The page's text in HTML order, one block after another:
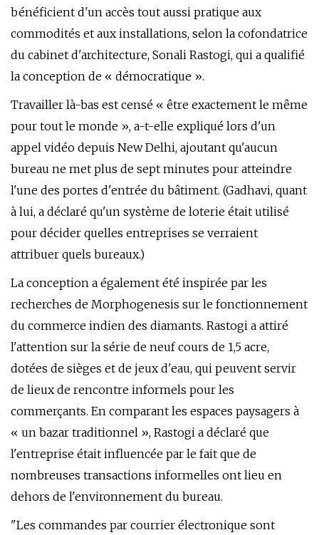
bénéficient d'un accès tout aussi pratique aux
commodités et aux installations, selon la cofondatrice
du cabinet d'architecture, Sonali Rastogi, qui a qualifié
la conception de « démocratique ».
Travailler là-bas est censé « être exactement le même
pour tout le monde », a-t-elle expliqué lors d'un
appel vidéo depuis New Delhi, ajoutant qu'aucun
bureau ne met plus de sept minutes pour atteindre
l'une des portes d'entrée du bâtiment. (Gadhavi, quant
à lui, a déclaré qu'un système de loterie était utilisé
pour décider quelles entreprises se verraient
attribuer quels bureaux.)
La conception a également été inspirée par les
recherches de Morphogenesis sur le fonctionnement
du commerce indien des diamants. Rastogi a attiré
l'attention sur la série de neuf cours de 1,5 acre,
dotées de sièges et de jeux d'eau, qui peuvent servir
de lieux de rencontre informels pour les
commerçants. En comparant les espaces paysagers à
« un bazar traditionnel », Rastogi a déclaré que
l'entreprise était influencée par le fait que de
nombreuses transactions informelles ont lieu en
dehors de l'environnement du bureau.
"Les commandes par courrier électronique sont